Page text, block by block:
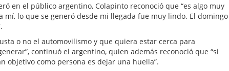
en el público argentino, Colapinto reconoció que “es algo muy
mí, lo que se generó desde mi llegada fue muy lindo. El domingo
o no el automovilismo y que quiera estar cerca para
continuó el argentino, quien además reconoció que “si
objetivo como persona es dejar una huella”.